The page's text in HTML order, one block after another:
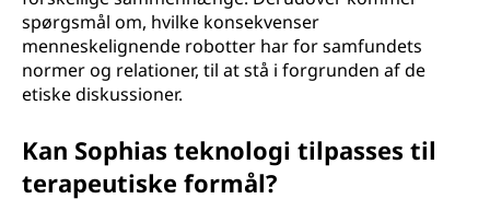
spørgsmål om, hvilke konsekvenser
menneskelignende robotter har for samfundets
normer og relationer, til at stå i forgrunden af de
etiske diskussioner.
Kan Sophias teknologi tilpasses til
terapeutiske formål?